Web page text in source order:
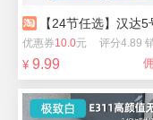
【24节任选】汉达5
优惠券10.0元 评分4.89
¥ 9.99